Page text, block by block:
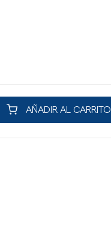
AÑADIR AL CARRITO